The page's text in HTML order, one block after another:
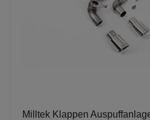
Milltek Klappen